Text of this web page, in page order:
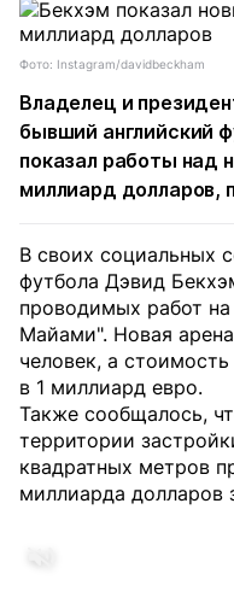
Фото: Instagram/davidbeckham
Владелец и
бывший английский
показал работы над
миллиард долларов,
В своих социальных
футбола Дэвид
проводимых работ
Майами". Новая
человек, а
в 1 миллиард евро.
Также сообщалось,
территории
квадратных метров
миллиарда долларов